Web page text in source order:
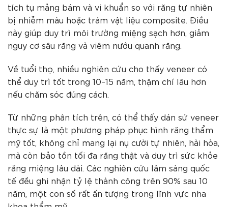
tích tụ mảng bám và vi khuẩn so với răng tự nhiên
bị nhiễm màu hoặc trám vật liệu composite. Điều
này giúp duy trì môi trường miệng sạch hơn, giảm
nguy cơ sâu răng và viêm nướu quanh răng.
Về tuổi thọ, nhiều nghiên cứu cho thấy veneer có
thể duy trì tốt trong 10–15 năm, thậm chí lâu hơn
nếu chăm sóc đúng cách.
Từ những phân tích trên, có thể thấy dán sứ veneer
thực sự là một phương pháp phục hình răng thẩm
mỹ tốt, không chỉ mang lại nụ cười tự nhiên, hài hòa,
mà còn bảo tồn tối đa răng thật và duy trì sức khỏe
răng miệng lâu dài. Các nghiên cứu lâm sàng quốc
tế đều ghi nhận tỷ lệ thành công trên 90% sau 10
năm, một con số rất ấn tượng trong lĩnh vực nha